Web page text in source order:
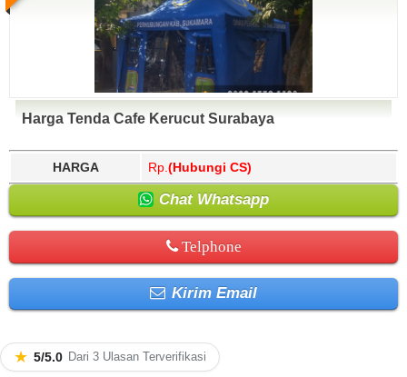
Harga Tenda Cafe Kerucut Surabaya
HARGA Rp. (Hubungi CS)
Chat Whatsapp
Telphone
Kirim Email
★ 5/5.0 Dari 3 Ulasan Terverifikasi